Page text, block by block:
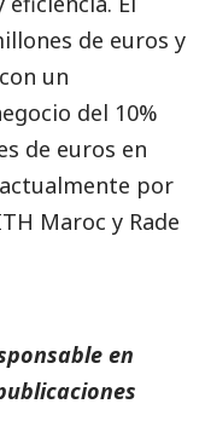
de euros y
un
del 10%
de euros en
por
Maroc y Rade
en